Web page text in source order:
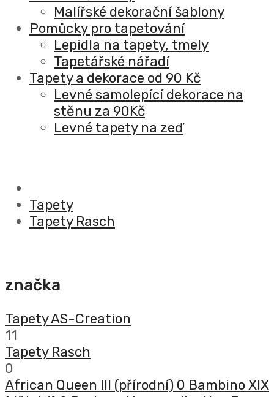
Malířské dekorační šablony
Pomůcky pro tapetování
Lepidla na tapety, tmely
Tapetářské nářadí
Tapety a dekorace od 90 Kč
Levné samolepící dekorace na
stěnu za 90Kč
Levné tapety na zeď
Tapety
Tapety Rasch
značka
Tapety AS-Creation
11
Tapety Rasch
0
African Queen III (přírodní) 0 Bambino XIX